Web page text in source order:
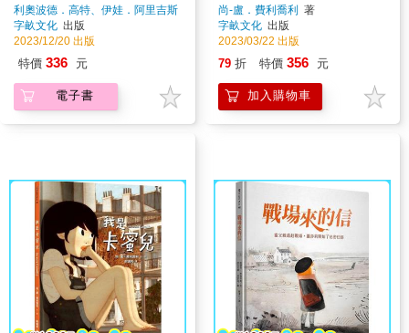
利奧波德．高特、伊娃．阿里吉斯
著
字畝文化 出版
2023/12/20 出版
特價 336 元
電子書
世上會有人理解你真實的樣
子【聯合國兒童基金會獲獎
作品】
尚-盧．費利喬利
著
字畝文化 出版
2023/03/22 出版
79 折 特價 356 元
加入購物車